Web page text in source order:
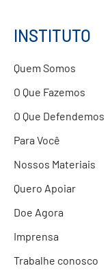
Parcerias
INSTITUTO
Quem Somos
O Que Fazemos
O Que Defendemos
Para Você
Nossos Materiais
Quero Apoiar
Doe Agora
Imprensa
Trabalhe conosco